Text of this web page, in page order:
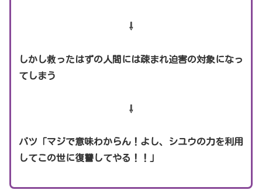
⇩
しかし救ったはずの人間には疎まれ迫害の対象になっ
てしまう
⇩
バツ「マジで意味わからん！よし、シユウの力を利用
してこの世に復讐してやる！！」